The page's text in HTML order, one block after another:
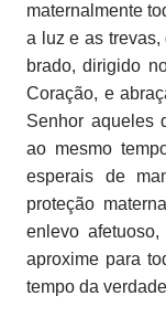
maternalmente
a luz e as
brado, dirigido
Coração, e
Senhor aqueles
ao mesmo
esperais de
proteção
enlevo
aproxime para
tempo da